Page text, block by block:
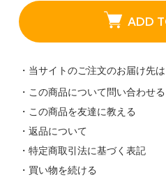
ADD
・当サイトのご注文のお届け先
・この商品について問い合わせる
・この商品を友達に教える
・返品について
・特定商取引法に基づく表記
・買い物を続ける